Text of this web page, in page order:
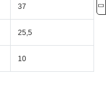
37
25,5
10